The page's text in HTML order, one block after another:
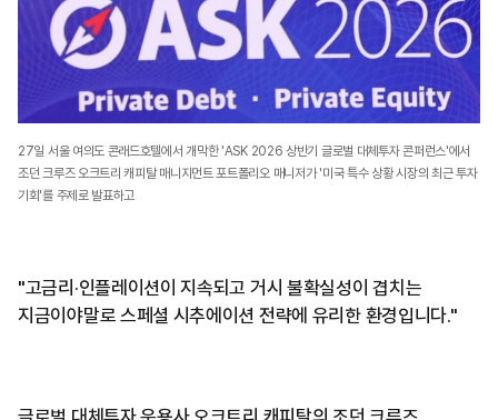
27일 서울 여의도 콘래드호텔에서 개막한 'ASK 2026 상반기 글로벌 대체투자 콘퍼런스'에서
조던 크루즈 오크트리 캐피탈 매니지먼트 포트폴리오 매니저가 '미국 특수 상황 시장의 최근 투자
기회'를 주제로 발표하고
"고금리·인플레이션이 지속되고 거시 불확실성이 겹치는
지금이야말로 스페셜 시추에이션 전략에 유리한 환경입니다."